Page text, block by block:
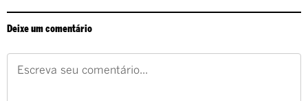
Deixe um comentário